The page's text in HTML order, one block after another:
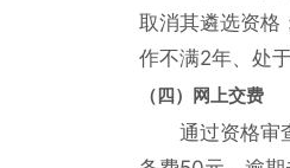
取消其遴选资格
作不满2年、处
（四）网上交费
通过资格审